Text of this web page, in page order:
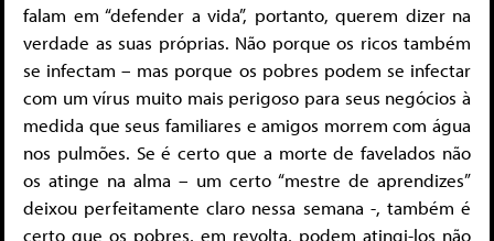
falam em “defender a vida”, portanto, querem dizer na
verdade as suas próprias. Não porque os ricos também
se infectam – mas porque os pobres podem se infectar
com um vírus muito mais perigoso para seus negócios à
medida que seus familiares e amigos morrem com água
nos pulmões. Se é certo que a morte de favelados não
os atinge na alma – um certo “mestre de aprendizes”
deixou perfeitamente claro nessa semana -, também é
certo que os pobres, em revolta, podem atingi-los não